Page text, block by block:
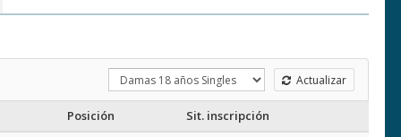
Actualizar
Posición
Sit. inscripción